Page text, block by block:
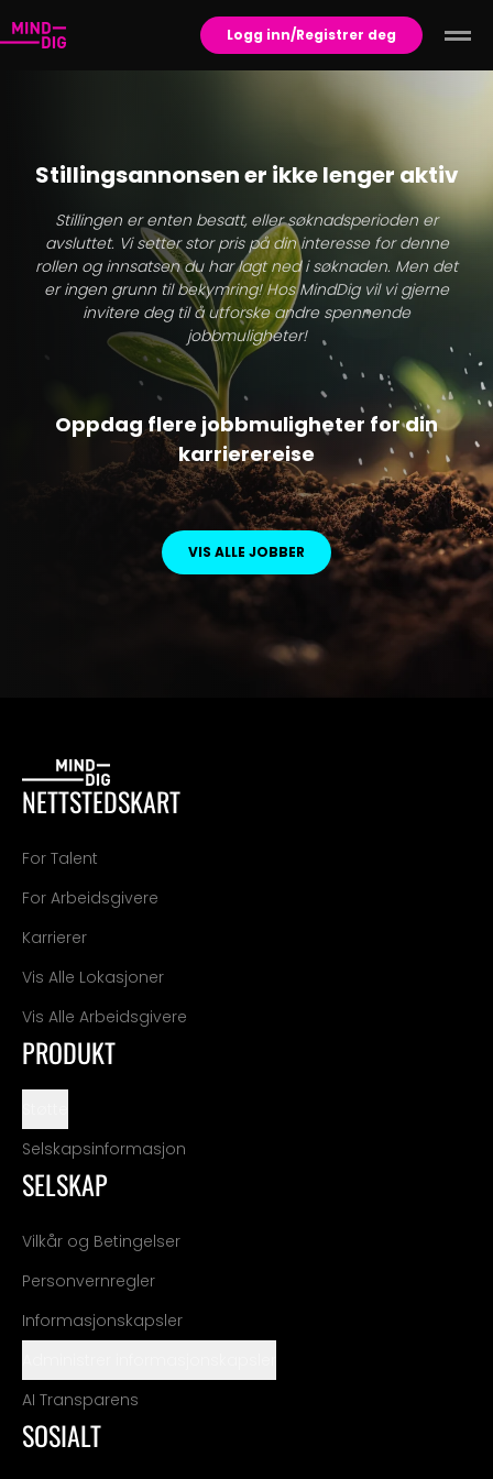
Logg inn/Registrer deg
Stillingsannonsen er ikke lenger aktiv
Stillingen er enten besatt, eller søknadsperioden er
avsluttet. Vi setter stor pris på din interesse for denne
rollen og innsatsen du har lagt ned i søknaden. Men det
er ingen grunn til bekymring! Hos MindDig vil vi gjerne
invitere deg til å utforske andre spennende
jobbmuligheter!
Oppdag flere jobbmuligheter for din
karrierereise
VIS ALLE JOBBER
NETTSTEDSKART
For Talent
For Arbeidsgivere
Karrierer
Vis Alle Lokasjoner
Vis Alle Arbeidsgivere
PRODUKT
Selskapsinformasjon
SELSKAP
Vilkår og Betingelser
Personvernregler
Informasjonskapsler
AI Transparens
SOSIALT